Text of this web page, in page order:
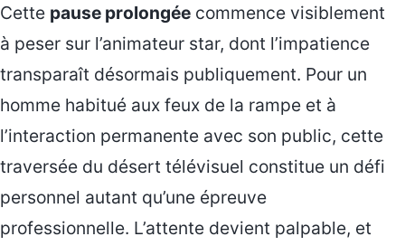
Cette pause prolongée commence visiblement
à peser sur l’animateur star, dont l’impatience
transparaît désormais publiquement. Pour un
homme habitué aux feux de la rampe et à
l’interaction permanente avec son public, cette
traversée du désert télévisuel constitue un défi
personnel autant qu’une épreuve
professionnelle. L’attente devient palpable, et